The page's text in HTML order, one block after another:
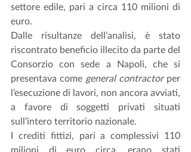
settore edile, pari a circa 110 milioni di
euro.
Dalle risultanze dell’analisi, è stato
riscontrato beneficio illecito da parte del
Consorzio con sede a Napoli, che si
presentava come general contractor per
l’esecuzione di lavori, non ancora avviati,
a favore di soggetti privati situati
sull’intero territorio nazionale.
I crediti fittizi, pari a complessivi 110
milioni di euro circa, erano stati